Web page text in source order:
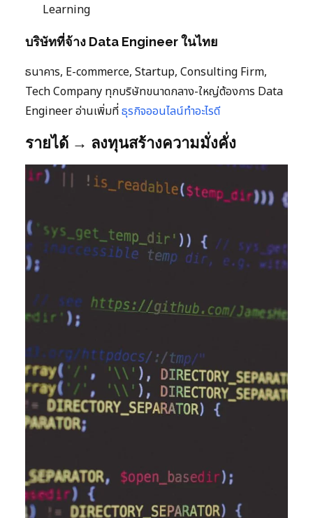
Learning
บริษัทที่จ้าง Data Engineer ในไทย
ธนาคาร, E-commerce, Startup, Consulting Firm,
Tech Company ทุกบริษัทขนาดกลาง-ใหญ่ต้องการ Data
Engineer อ่านเพิ่มที่ธุรกิจออนไลน์ทำอะไรดี
รายได้ → ลงทุนสร้างความมั่งคั่ง